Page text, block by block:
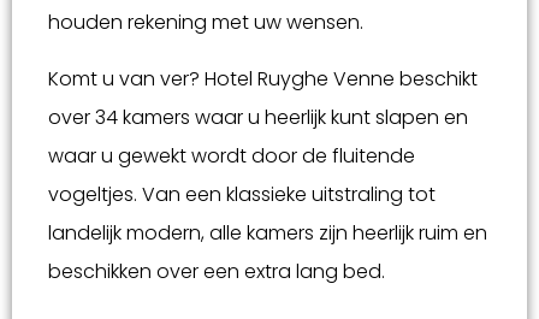
houden rekening met uw wensen.
Komt u van ver? Hotel Ruyghe Venne beschikt
over 34 kamers waar u heerlijk kunt slapen en
waar u gewekt wordt door de fluitende
vogeltjes. Van een klassieke uitstraling tot
landelijk modern, alle kamers zijn heerlijk ruim en
beschikken over een extra lang bed.